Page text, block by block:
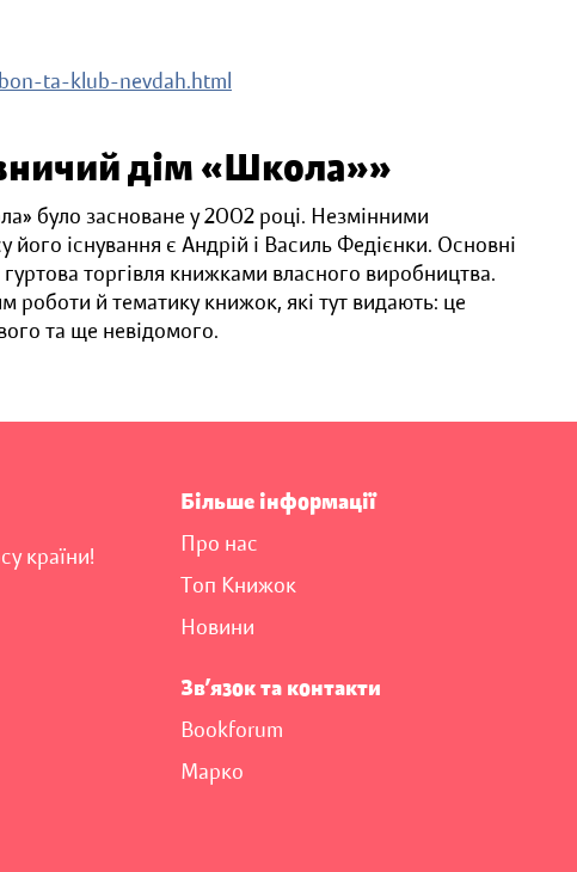
ta-klub-nevdah.html
дім «Школа»»
було засноване у 2002 році. Незмінними
існування є Андрій і Василь Федієнки. Основні
торгівля книжками власного виробництва.
й тематику книжок, які тут видають: це
та ще невідомого.
країни!
Більше інформації
Про нас
Топ Книжок
Новини
Зв’язок та контакти
Bookforum
Марко